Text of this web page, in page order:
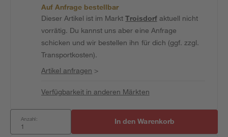
Auf Anfrage bestellbar
Dieser Artikel ist im MarktTroisdorfaktuell nicht
vorrätig. Du kannst uns aber eine Anfrage
schicken und wir bestellen ihn für dich (ggf. zzgl.
Transportkosten).
Artikel anfragen >
Verfügbarkeit in anderen Märkten
Anzahl: In den Warenkorb